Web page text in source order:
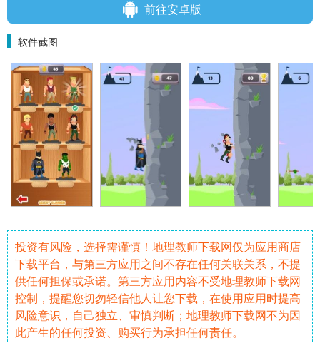
前往安卓版
软件截图
投资有风险，选择需谨慎！地理教师下载网仅为应用商店
下载平台，与第三方应用之间不存在任何关联关系，不提
供任何担保或承诺。第三方应用内容不受地理教师下载网
控制，提醒您切勿轻信他人让您下载，在使用应用时提高
风险意识，自己独立、审慎判断；地理教师下载网不为因
此产生的任何投资、购买行为承担任何责任。